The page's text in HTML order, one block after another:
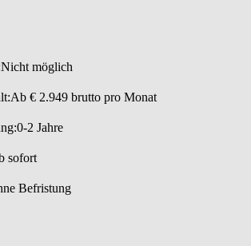
Nicht möglich
Ab € 2.949 brutto pro Monat
0-2 Jahre
sofort
Befristung